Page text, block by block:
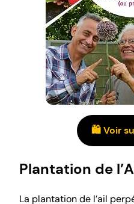
🛍️ Voir
Plantation de
La plantation de l’ail